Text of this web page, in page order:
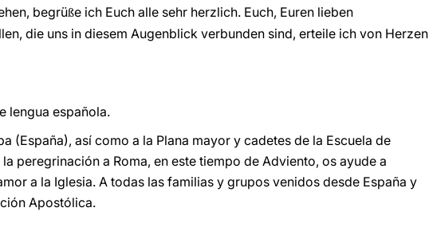
begrüße ich Euch alle sehr herzlich. Euch, Euren lieben
die uns in diesem Augenblick verbunden sind, erteile ich von Herzen
lengua española.
(España), así como a la Plana mayor y cadetes de la Escuela de
peregrinación a Roma, en este tiempo de Adviento, os ayude a
a la Iglesia. A todas las familias y grupos venidos desde España y
Apostólica.